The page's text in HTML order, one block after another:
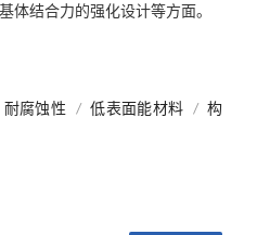
体结合力的强化设计等方面。
耐腐蚀性 / 低表面能材料 / 构